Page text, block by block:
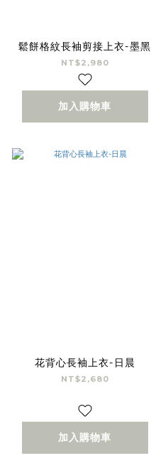
鬆餅格紋長袖剪接上衣-墨黑
NT$2,980
加入購物車
花背心長袖上衣-日晨
NT$2,680
加入購物車